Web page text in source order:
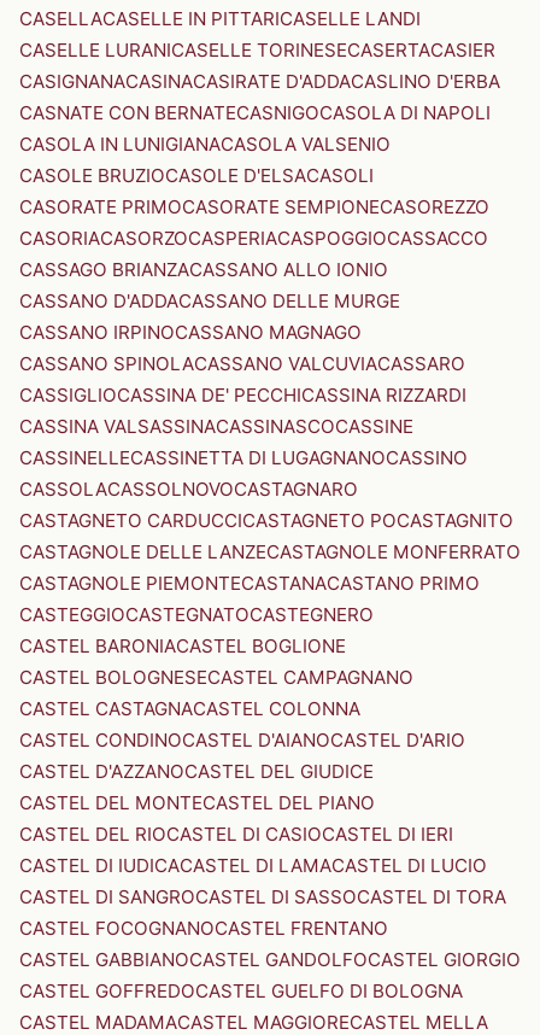
CASELLACASELLE IN PITTARICASELLE LANDI
CASELLE LURANICASELLE TORINESECASERTACASIER
CASIGNANACASINACASIRATE D'ADDACASLINO D'ERBA
CASNATE CON BERNATECASNIGOCASOLA DI NAPOLI
CASOLA IN LUNIGIANACASOLA VALSENIO
CASOLE BRUZIOCASOLE D'ELSACASOLI
CASORATE PRIMOCASORATE SEMPIONECASOREZZO
CASORIACASORZOCASPERIACASPOGGIOCASSACCO
CASSAGO BRIANZACASSANO ALLO IONIO
CASSANO D'ADDACASSANO DELLE MURGE
CASSANO IRPINOCASSANO MAGNAGO
CASSANO SPINOLACASSANO VALCUVIACASSARO
CASSIGLIOCASSINA DE' PECCHICASSINA RIZZARDI
CASSINA VALSASSINACASSINASCOCASSINE
CASSINELLECASSINETTA DI LUGAGNANOCASSINO
CASSOLACASSOLNOVOCASTAGNARO
CASTAGNETO CARDUCCICASTAGNETO POCASTAGNITO
CASTAGNOLE DELLE LANZECASTAGNOLE MONFERRATO
CASTAGNOLE PIEMONTECASTANACASTANO PRIMO
CASTEGGIOCASTEGNATOCASTEGNERO
CASTEL BARONIACASTEL BOGLIONE
CASTEL BOLOGNESECASTEL CAMPAGNANO
CASTEL CASTAGNACASTEL COLONNA
CASTEL CONDINOCASTEL D'AIANOCASTEL D'ARIO
CASTEL D'AZZANOCASTEL DEL GIUDICE
CASTEL DEL MONTECASTEL DEL PIANO
CASTEL DEL RIOCASTEL DI CASIOCASTEL DI IERI
CASTEL DI IUDICACASTEL DI LAMACASTEL DI LUCIO
CASTEL DI SANGROCASTEL DI SASSOCASTEL DI TORA
CASTEL FOCOGNANOCASTEL FRENTANO
CASTEL GABBIANOCASTEL GANDOLFOCASTEL GIORGIO
CASTEL GOFFREDOCASTEL GUELFO DI BOLOGNA
CASTEL MADAMACASTEL MAGGIORECASTEL MELLA